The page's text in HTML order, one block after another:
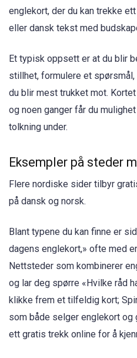
englekort, der du kan trekke
eller dansk tekst med
Et typisk oppsett er at du blir
stillhet, formulere et
du blir mest trukket mot.
og noen ganger får du
tolkning under.
Eksempler på steder
Flere nordiske sider tilbyr
på dansk og norsk.
Blant typene du kan finne er
dagens englekort,» ofte med
Nettsteder som kombinerer
og lar deg spørre «Hvilke råd
klikke frem et tilfeldig kort;
som både selger englekort
ett gratis trekk online for å